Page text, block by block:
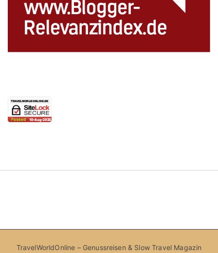
TravelWorldOnline – Genussreisen & Slow Travel Magazin